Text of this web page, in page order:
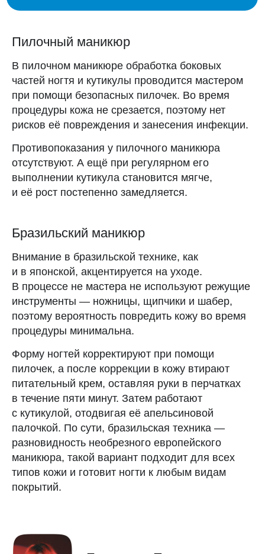
Пилочный маникюр
В пилочном маникюре обработка боковых
частей ногтя и кутикулы проводится мастером
при помощи безопасных пилочек. Во время
процедуры кожа не срезается, поэтому нет
рисков её повреждения и занесения инфекции.
Противопоказания у пилочного маникюра
отсутствуют. А ещё при регулярном его
выполнении кутикула становится мягче,
и её рост постепенно замедляется.
Бразильский маникюр
Внимание в бразильской технике, как
и в японской, акцентируется на уходе.
В процессе не мастера не используют режущие
инструменты — ножницы, щипчики и шабер,
поэтому вероятность повредить кожу во время
процедуры минимальна.
Форму ногтей корректируют при помощи
пилочек, а после коррекции в кожу втирают
питательный крем, оставляя руки в перчатках
в течение пяти минут. Затем работают
с кутикулой, отодвигая её апельсиновой
палочкой. По сути, бразильская техника —
разновидность необрезного европейского
маникюра, такой вариант подходит для всех
типов кожи и готовит ногти к любым видам
покрытий.
Скачивайте календарь
месячных Clatch